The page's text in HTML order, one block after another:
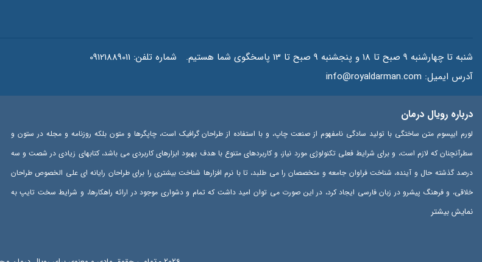
شنبه تا چهارشنبه 9 صبح تا 18 و پنجشنبه 9 صبح تا 13 پاسخگوی شما هستیم. شماره تلفن: 09121889011
آدرس ایمیل: info@royaldarman.com
درباره رویال درمان
لورم ایپسوم متن ساختگی با تولید سادگی نامفهوم از صنعت چاپ، و با استفاده از طراحان گرافیک است، چاپگرها و متون بلکه روزنامه و مجله در ستون و
سطرآنچنان که لازم است، و برای شرایط فعلی تکنولوژی مورد نیاز، و کاربردهای متنوع با هدف بهبود ابزارهای کاربردی می باشد، کتابهای زیادی در شصت و سه
درصد گذشته حال و آینده، شناخت فراوان جامعه و متخصصان را می طلبد، تا با نرم افزارها شناخت بیشتری را برای طراحان رایانه ای علی الخصوص طراحان
خلاقی، و فرهنگ پیشرو در زبان فارسی ایجاد کرد، در این صورت می توان امید داشت که تمام و دشواری موجود در ارائه راهکارها، و شرایط سخت تایپ به
پایان رسد و زمان مورد نیاز شامل حروفچینی دستاوردهای اصلی، و جوابگوی سوالات پیوسته اهل دنیای موجود طراحی اساسا مورد استفاده قرار گیرد.
نمایش بیشتر